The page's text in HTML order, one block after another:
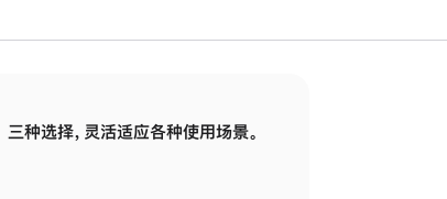
面
面
三种选择，灵活适应各种使用场景。